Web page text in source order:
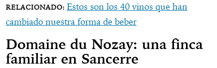
Estos son los 40 vinos que han
cambiado nuestra forma de beber
Domaine du Nozay: una finca
familiar en Sancerre